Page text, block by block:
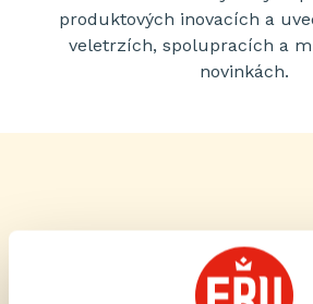
produktových inovacích a
veletrzích, spolupracích a
novinkách.